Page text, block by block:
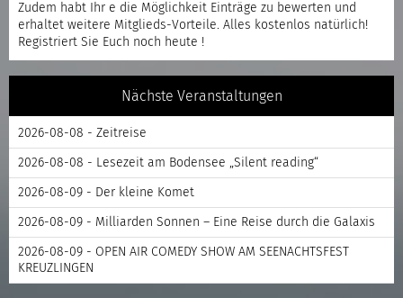
Zudem habt Ihr e die Möglichkeit Einträge zu bewerten und
erhaltet weitere Mitglieds-Vorteile. Alles kostenlos natürlich!
Registriert Sie Euch noch heute !
Nächste Veranstaltungen
2026-08-08 - Zeitreise
2026-08-08 - Lesezeit am Bodensee „Silent reading“
2026-08-09 - Der kleine Komet
2026-08-09 - Milliarden Sonnen – Eine Reise durch die Galaxis
2026-08-09 - OPEN AIR COMEDY SHOW AM SEENACHTSFEST
KREUZLINGEN